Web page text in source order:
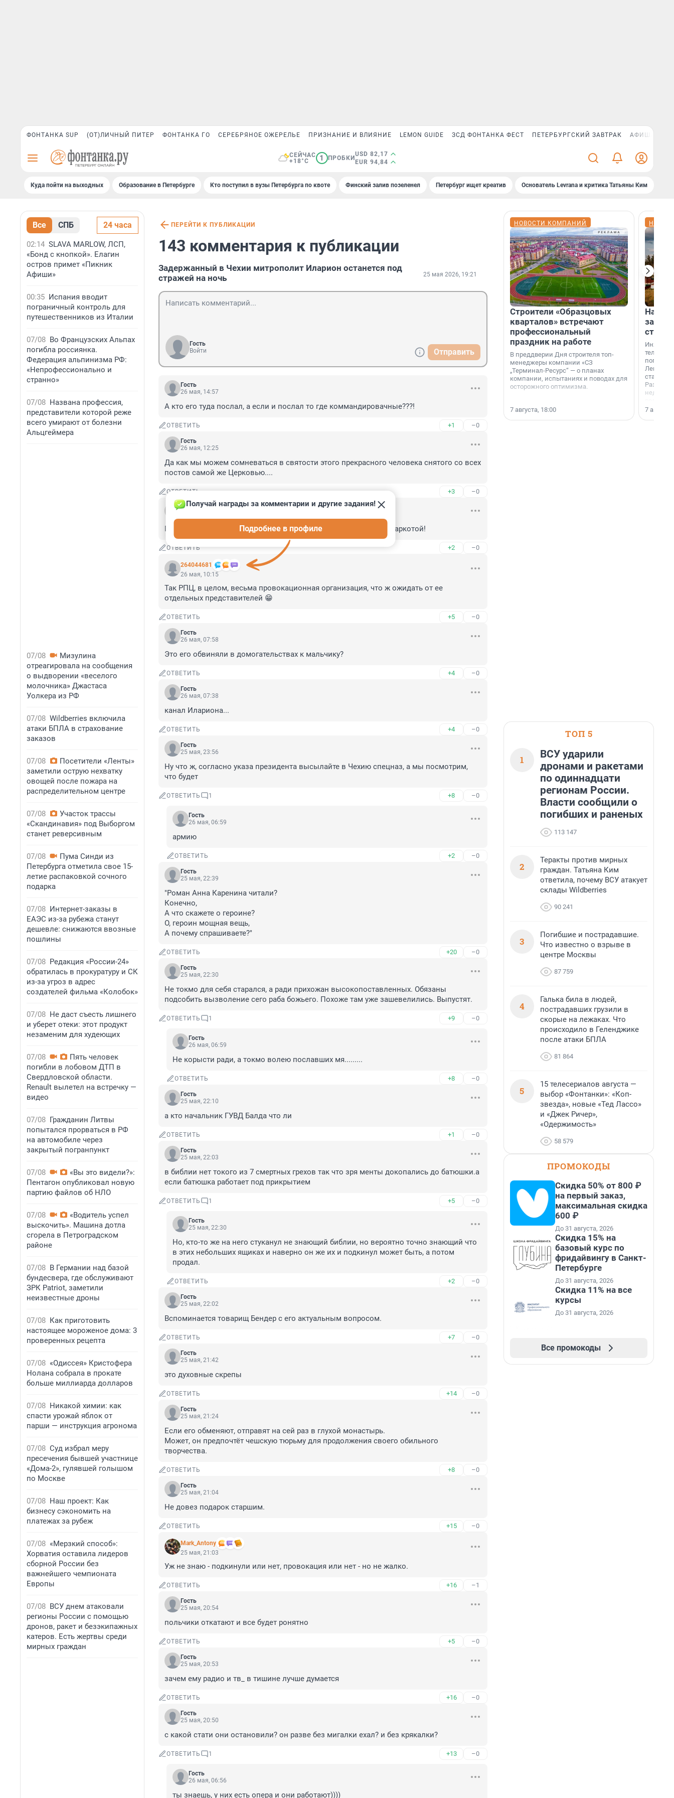
ФОНТАНКА SUP (ОТ)ЛИЧНЫЙ ПИТЕР ФОНТАНКА ГО СЕРЕБРЯНОЕ ОЖЕРЕЛЬЕ ПРИЗНАНИЕ И ВЛИЯНИЕ LEMON GUIDE ЗСД ФОНТАНКА ФЕСТ ПЕТЕРБУРГСКИЙ ЗАВТРАК АФИША PLUS
СЕЙЧАС
+18°C
1 ПРОБКИ
USD 82,17
EUR 94,84
Куда пойти на выходных Образование в Петербурге Кто поступил в вузы Петербурга по квоте Финский залив позеленел Петербург ищет креатив Основатель Levrana и критика Татьяны Ким
Все СПБ 24 часа
02:14 SLAVA MARLOW, ЛСП,
«Бонд с кнопкой». Елагин
остров примет «Пикник
Афиши»
00:35 Испания вводит
пограничный контроль для
путешественников из Италии
07/08 Во Французских Альпах
погибла россиянка.
Федерация альпинизма РФ:
«Непрофессионально и
странно»
07/08 Названа профессия,
представители которой реже
всего умирают от болезни
Альцгеймера
07/08
Мизулина
отреагировала на сообщения
о выдворении «веселого
молочника» Джастаса
Уолкера из РФ
07/08 Wildberries включила
атаки БПЛА в страхование
заказов
07/08
Посетители «Ленты»
заметили острую нехватку
овощей после пожара на
распределительном центре
07/08
Участок трассы
«Скандинавия» под Выборгом
станет реверсивным
07/08
Пума Синди из
Петербурга отметила свое 15-
летие распаковкой сочного
подарка
07/08 Интернет-заказы в
ЕАЭС из-за рубежа станут
дешевле: снижаются ввозные
пошлины
07/08 Редакция «России-24»
обратилась в прокуратуру и СК
из-за угроз в адрес
создателей фильма «Колобок»
07/08 Не даст съесть лишнего
и уберет отеки: этот продукт
незаменим для худеющих
07/08
Пять человек
погибли в лобовом ДТП в
Свердловской области.
Renault вылетел на встречку —
видео
07/08 Гражданин Литвы
попытался прорваться в РФ
на автомобиле через
закрытый погранпункт
07/08
«Вы это видели?»:
Пентагон опубликовал новую
партию файлов об НЛО
07/08
«Водитель успел
выскочить». Машина дотла
сгорела в Петроградском
районе
07/08 В Германии над базой
бундесвера, где обслуживают
ЗРК Patriot, заметили
неизвестные дроны
07/08 Как приготовить
настоящее мороженое дома: 3
проверенных рецепта
07/08 «Одиссея» Кристофера
Нолана собрала в прокате
больше миллиарда долларов
07/08 Никакой химии: как
спасти урожай яблок от
парши — инструкция агронома
07/08 Суд избрал меру
пресечения бывшей участнице
«Дома-2», гулявшей голышом
по Москве
07/08 Наш проект: Как
бизнесу сэкономить на
платежах за рубеж
07/08 «Мерзкий способ»:
Хорватия оставила лидеров
сборной России без
важнейшего чемпионата
Европы
07/08 ВСУ днем атаковали
регионы России с помощью
дронов, ракет и безэкипажных
катеров. Есть жертвы среди
мирных граждан
ПЕРЕЙТИ К ПУБЛИКАЦИИ
143 комментария к публикации
Задержанный в Чехии митрополит Иларион останется под
стражей на ночь
25 мая 2026, 19:21
Гость
Войти
Отправить
Гость
26 мая, 14:57
А кто его туда послал, а если и послал то где коммандировачные???!
ОТВЕТИТЬ +1 –0
Гость
26 мая, 12:25
Да как мы можем сомневаться в святости этого прекрасного человека снятого со всех
постов самой же Церковью....
ОТВЕТИТЬ +3 –0
Гость
Потрясающе! Я всегда подозревал, что попы из РПЦ барыжат наркотой!
ОТВЕТИТЬ +2 –0
264044681
Получай награды за комментарии и другие задания!
Подробнее в профиле
26 мая, 10:15
Так РПЦ, в целом, весьма провокационная организация, что ж ожидать от ее
отдельных представителей 😁
ОТВЕТИТЬ +5 –0
Гость
26 мая, 07:58
Это его обвиняли в домогательствах к мальчику?
ОТВЕТИТЬ +4 –0
Гость
26 мая, 07:38
канал Илариона...
ОТВЕТИТЬ +4 –0
Гость
25 мая, 23:56
Ну что ж, согласно указа президента высылайте в Чехию спецназ, а мы посмотрим,
что будет
ОТВЕТИТЬ 1 +8 –0
Гость
26 мая, 06:59
армию
ОТВЕТИТЬ +2 –0
Гость
25 мая, 22:39
"Роман Анна Каренина читали?
Конечно,
А что скажете о героине?
О, героин мощная вещь,
А почему спрашиваете?"
ОТВЕТИТЬ +20 –0
Гость
25 мая, 22:30
Не токмо для себя старался, а ради прихожан высокопоставленных. Обязаны
подсобить вызволение сего раба божьего. Похоже там уже зашевелились. Выпустят.
ОТВЕТИТЬ 1 +9 –0
Гость
26 мая, 06:59
Не корысти ради, а токмо волею пославших мя.........
ОТВЕТИТЬ +8 –0
Гость
25 мая, 22:10
а кто начальник ГУВД Балда что ли
ОТВЕТИТЬ +1 –0
Гость
25 мая, 22:03
в библии нет токого из 7 смертных грехов так что зря менты докопались до батюшки.а
если батюшка работает под прикрытием
ОТВЕТИТЬ 1 +5 –0
Гость
25 мая, 22:30
Но, кто-то же на него стуканул не знающий библии, но вероятно точно знающий что
в этих небольших ящиках и наверно он же их и подкинул может быть, а потом
продал.
ОТВЕТИТЬ +2 –0
Гость
25 мая, 22:02
Вспоминается товарищ Бендер с его актуальным вопросом.
ОТВЕТИТЬ +7 –0
Гость
25 мая, 21:42
это духовные скрепы
ОТВЕТИТЬ +14 –0
Гость
25 мая, 21:24
Если его обменяют, отправят на сей раз в глухой монастырь.
Может, он предпочтёт чешскую тюрьму для продолжения своего обильного
творчества.
ОТВЕТИТЬ +8 –0
Гость
25 мая, 21:04
Не довез подарок старшим.
ОТВЕТИТЬ +15 –0
Mark_Antony
25 мая, 21:03
Уж не знаю - подкинули или нет, провокация или нет - но не жалко.
ОТВЕТИТЬ +16 –1
Гость
25 мая, 20:54
польчики откатают и все будет ронятно
ОТВЕТИТЬ +5 –0
Гость
25 мая, 20:53
зачем ему радио и тв_ в тишине лучше думается
ОТВЕТИТЬ +16 –0
Гость
25 мая, 20:50
с какой стати они остановили? он разве без мигалки ехал? и без крякалки?
ОТВЕТИТЬ 1 +13 –0
Гость
26 мая, 06:56
ты знаешь, у них есть опера и они работают))))
НОВОСТИ КОМПАНИЙ
Строители «Образцовых
кварталов» встречают
профессиональный
праздник на работе
В преддверии Дня строителя топ-
менеджеры компании «СЗ
„Терминал-Ресурс“ — о планах
компании, испытаниях и поводах для
осторожного оптимизма.
7 августа, 18:00
На
станции
7
ТОП 5
1
ВСУ ударили
дронами и ракетами
по одиннадцати
регионам России.
Власти сообщили о
погибших и раненых
113 147
2
Теракты против мирных
граждан. Татьяна Ким
ответила, почему ВСУ атакует
склады Wildberries
90 241
3
Погибшие и пострадавшие.
Что известно о взрыве в
центре Москвы
87 759
4
Галька била в людей,
пострадавших грузили в
скорые на лежаках. Что
происходило в Геленджике
после атаки БПЛА
81 864
5
15 телесериалов августа —
выбор «Фонтанки»: «Коп-
звезда», новые «Тед Лассо»
и «Джек Ричер»,
«Одержимость»
58 579
ПРОМОКОДЫ
Скидка 50% от 800 ₽
на первый заказ,
максимальная скидка
600 ₽
До 31 августа, 2026
Скидка 15% на
базовый курс по
фридайвингу в Санкт-
Петербурге
До 31 августа, 2026
Скидка 11% на все
курсы
До 31 августа, 2026
Все промокоды